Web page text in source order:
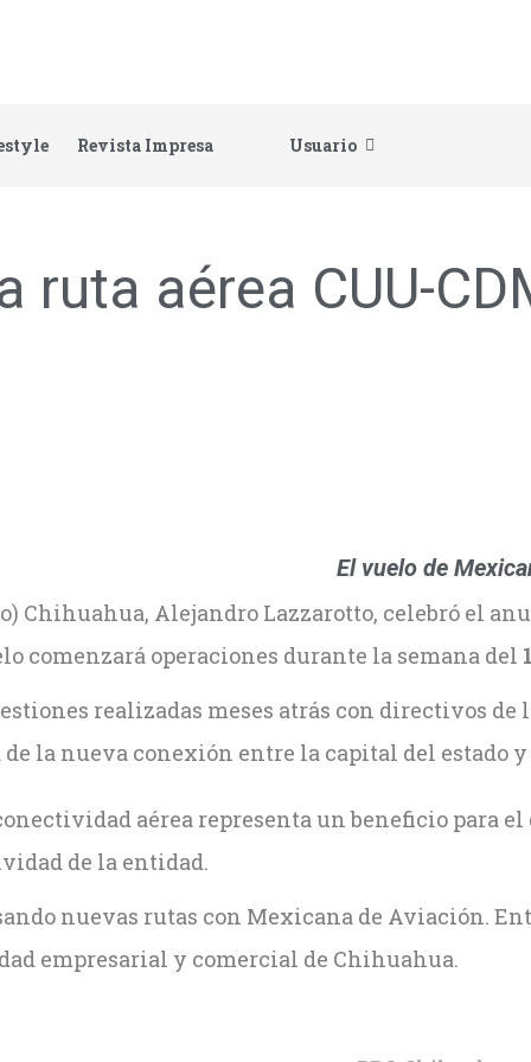
Revista Impresa Usuario
ruta aérea CUU-
El vuelo de
Chihuahua, Alejandro Lazzarotto, celebró el
comenzará operaciones durante la semana del
realizadas meses atrás con directivos de
de la nueva conexión entre la capital del estado
aérea representa un beneficio
de la entidad.
nuevas rutas con Mexicana de Aviación.
empresarial y comercial de Chihuahua.